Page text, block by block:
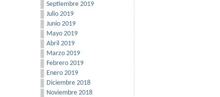
Septiembre 2019
Julio 2019
Junio 2019
Mayo 2019
Abril 2019
Marzo 2019
Febrero 2019
Enero 2019
Diciembre 2018
Noviembre 2018